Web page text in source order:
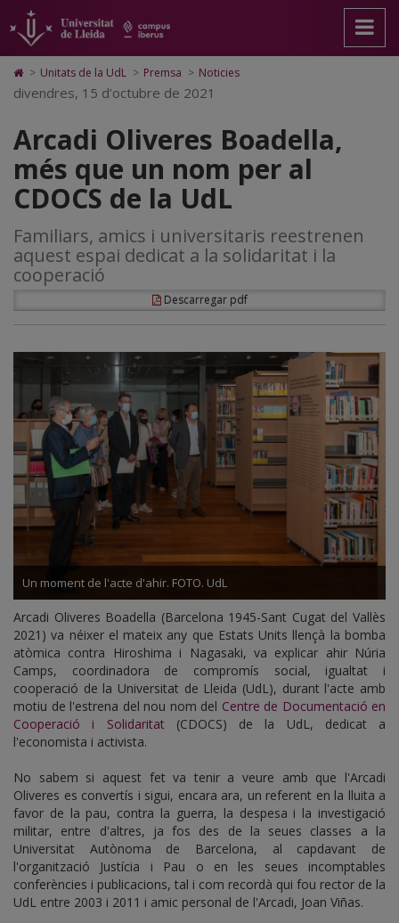
Arcadi
Oliveres
Boadella,
més
que
un
nom
per
al
CDOCS
de
la
UdL
pàgina
principal.
Universitat
Lleida
contingut
principal
Mapa
Web.
Universitat
Cerca
Accessibilitat.
Universitat
Lleida
Icono
de
Home
ir
a
la
página
de
inicio
> Unitats de la UdL > Premsa > Noticies
divendres, 15 d’octubre de 2021
Arcadi Oliveres Boadella,
més que un nom per al
CDOCS de la UdL
Familiars, amics i universitaris reestrenen
aquest espai dedicat a la solidaritat i la
cooperació
Descarregar pdf
Un moment de l'acte d'ahir. FOTO. UdL
Arcadi Oliveres Boadella (Barcelona 1945-Sant Cugat del Vallès
2021) va néixer el mateix any que Estats Units llençà la bomba
atòmica contra Hiroshima i Nagasaki, va explicar ahir Núria
Camps, coordinadora de compromís social, igualtat i
cooperació de la Universitat de Lleida (UdL), durant l'acte amb
motiu de l'estrena del nou nom del Centre de Documentació en
Cooperació i Solidaritat(CDOCS) de la UdL, dedicat a
l'economista i activista.
No sabem si aquest fet va tenir a veure amb que l'Arcadi
Oliveres es convertís i sigui, encara ara, un referent en la lluita a
favor de la pau, contra la guerra, la despesa i la investigació
militar, entre d'altres, ja fos des de la seues classes a la
Universitat Autònoma de Barcelona, al capdavant de
l'organització Justícia i Pau o en les seues incomptables
conferències i publicacions, tal i com recordà qui fou rector de la
UdL entre 2003 i 2011 i amic personal de l'Arcadi, Joan Viñas.